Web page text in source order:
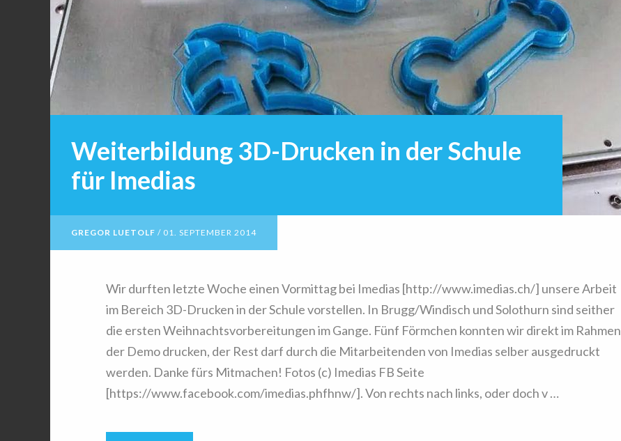
Weiterbildung 3D-Drucken in der Schule
für Imedias
GREGOR LUETOLF / 01. SEPTEMBER 2014
Wir durften letzte Woche einen Vormittag bei Imedias [http://www.imedias.ch/] unsere Arbeit
im Bereich 3D-Drucken in der Schule vorstellen. In Brugg/Windisch und Solothurn sind seither
die ersten Weihnachtsvorbereitungen im Gange. Fünf Förmchen konnten wir direkt im Rahmen
der Demo drucken, der Rest darf durch die Mitarbeitenden von Imedias selber ausgedruckt
werden. Danke fürs Mitmachen! Fotos (c) Imedias FB Seite
[https://www.facebook.com/imedias.phfhnw/]. Von rechts nach links, oder doch v …